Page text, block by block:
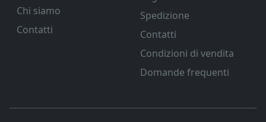
Chi siamo
Contatti
Spedizione
Contatti
Condizioni di vendita
Domande frequenti